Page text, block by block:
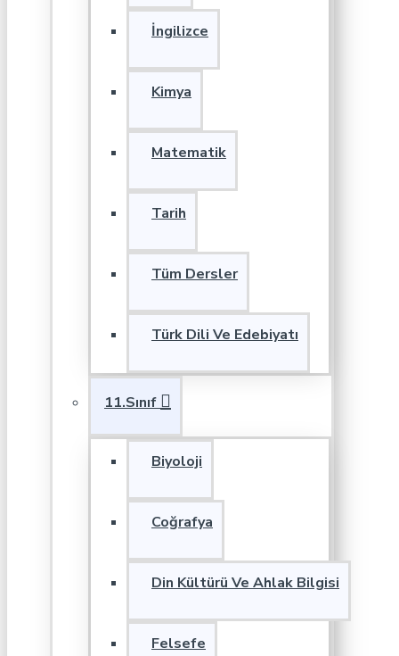
İngilizce
Kimya
Matematik
Tarih
Tüm Dersler
Türk Dili Ve Edebiyatı
11.Sınıf
Biyoloji
Coğrafya
Din Kültürü Ve Ahlak Bilgisi
Felsefe